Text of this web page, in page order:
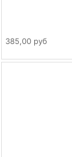
385,00 руб